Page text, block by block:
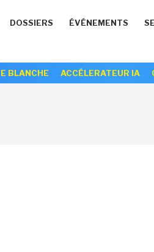
DOSSIERS ÉVÉNEMENTS
BLANCHE ACCÉLERATEUR IA